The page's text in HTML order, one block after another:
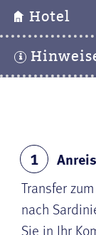
Hotel
1
Transfer
nach
Sie in Ihr